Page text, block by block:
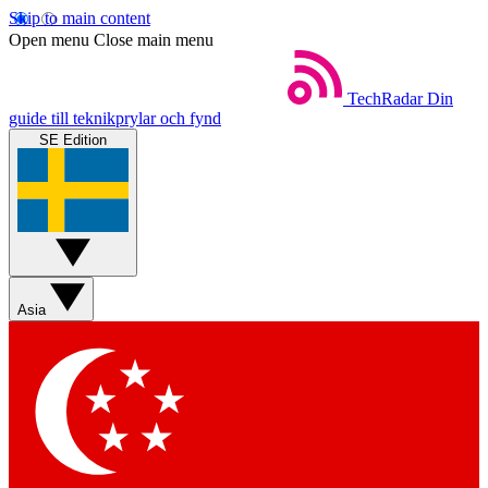
Skip to main content
Open menu Close main menu
TechRadar Din
guide till teknikprylar och fynd
SE Edition
Asia